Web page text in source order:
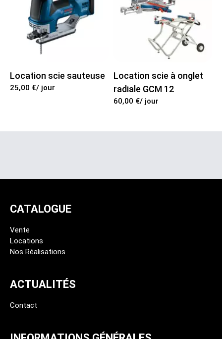
Location scie sauteuse
25,00 €/ jour
Location scie à onglet
radiale GCM 12
60,00 €/ jour
CATALOGUE
Vente
Locations
Nos Réalisations
ACTUALITÉS
Contact